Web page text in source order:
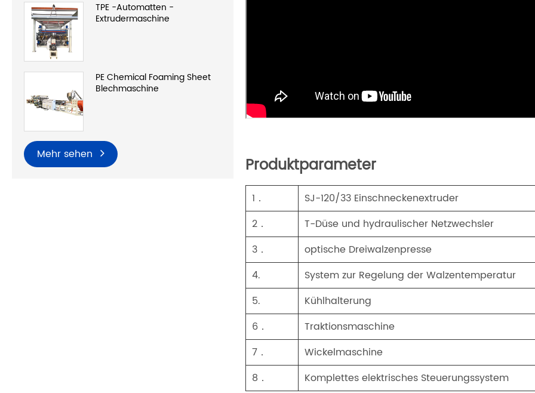
TPE -Automatten -
Extrudermaschine
PE Chemical Foaming Sheet
Blechmaschine
Mehr sehen Produktparameter
1． SJ-120/33 Einschneckenextruder
2．
T-Düse und hydraulischer Netzwechsler
3．
optische Dreiwalzenpresse
4.
System zur Regelung der Walzentemperatur
5.
Kühlhalterung
6．
Traktionsmaschine
7．
Wickelmaschine
8．
Komplettes elektrisches Steuerungssystem